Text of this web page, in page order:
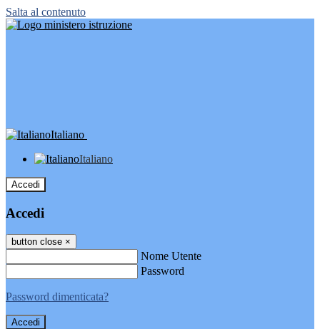
Salta al contenuto
Italiano
Italiano
Accedi
Accedi
button close ×
Nome Utente
Password
Password dimenticata?